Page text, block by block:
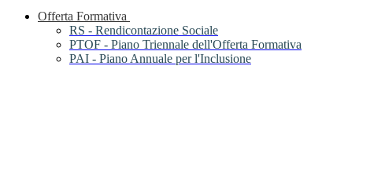
Offerta Formativa
RS - Rendicontazione Sociale
PTOF - Piano Triennale dell'Offerta Formativa
PAI - Piano Annuale per l'Inclusione